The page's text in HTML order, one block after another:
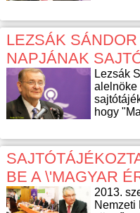
LEZSÁK
NAPJÁNAK
Lezsák
alelnöke
hogy
BE A \'MAGYAR
2013.
Nemzeti